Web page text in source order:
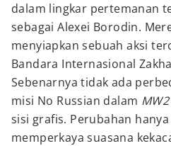
dalam lingkar pertemanan
sebagai Alexei Borodin.
menyiapkan sebuah aksi
Bandara Internasional
Sebenarnya tidak ada
misi No Russian dalam
sisi grafis. Perubahan
memperkaya suasana